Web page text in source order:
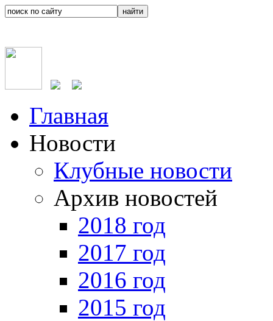
Главная
Новости
Клубные новости
Архив новостей
2018 год
2017 год
2016 год
2015 год